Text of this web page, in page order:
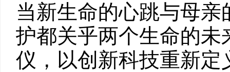
当新生命的心跳与母
护都关乎两个生命的未
仪，以创新科技重新